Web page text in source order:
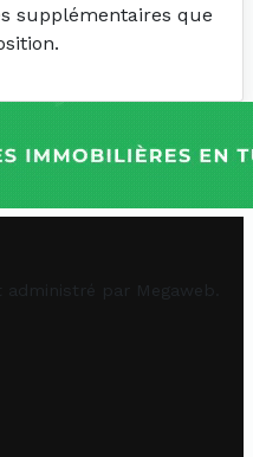
supplémentaires que
administré par Megaweb